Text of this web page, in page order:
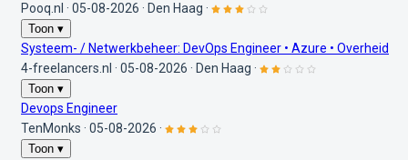
Pooq.nl · 05-08-2026 · Den Haag ·
Toon ▾
Systeem- / Netwerkbeheer: DevOps Engineer • Azure • Overheid
4-freelancers.nl · 05-08-2026 · Den Haag ·
Toon ▾
Devops Engineer
TenMonks · 05-08-2026 ·
Toon ▾